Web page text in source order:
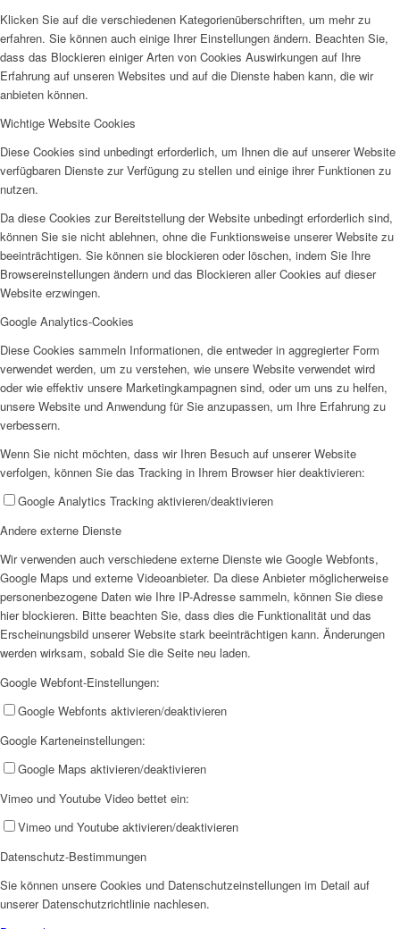
Beratungsstelle Arbeit
Migrationsberatung
Integration
IZIF-Emmerich
Klicken Sie auf die verschiedenen Kategorienüberschriften, um mehr zu
erfahren. Sie können auch einige Ihrer Einstellungen ändern. Beachten Sie,
dass das Blockieren einiger Arten von Cookies Auswirkungen auf Ihre
Erfahrung auf unseren Websites und auf die Dienste haben kann, die wir
anbieten können.
Wichtige Website Cookies
Diese Cookies sind unbedingt erforderlich, um Ihnen die auf unserer Website
verfügbaren Dienste zur Verfügung zu stellen und einige ihrer Funktionen zu
nutzen.
Da diese Cookies zur Bereitstellung der Website unbedingt erforderlich sind,
können Sie sie nicht ablehnen, ohne die Funktionsweise unserer Website zu
beeinträchtigen. Sie können sie blockieren oder löschen, indem Sie Ihre
Browsereinstellungen ändern und das Blockieren aller Cookies auf dieser
Website erzwingen.
Google Analytics-Cookies
Diese Cookies sammeln Informationen, die entweder in aggregierter Form
verwendet werden, um zu verstehen, wie unsere Website verwendet wird
oder wie effektiv unsere Marketingkampagnen sind, oder um uns zu helfen,
unsere Website und Anwendung für Sie anzupassen, um Ihre Erfahrung zu
verbessern.
Wenn Sie nicht möchten, dass wir Ihren Besuch auf unserer Website
verfolgen, können Sie das Tracking in Ihrem Browser hier deaktivieren:
Google Analytics Tracking aktivieren/deaktivieren
Andere externe Dienste
Wir verwenden auch verschiedene externe Dienste wie Google Webfonts,
Google Maps und externe Videoanbieter. Da diese Anbieter möglicherweise
personenbezogene Daten wie Ihre IP-Adresse sammeln, können Sie diese
hier blockieren. Bitte beachten Sie, dass dies die Funktionalität und das
Erscheinungsbild unserer Website stark beeinträchtigen kann. Änderungen
werden wirksam, sobald Sie die Seite neu laden.
Google Webfont-Einstellungen:
Google Webfonts aktivieren/deaktivieren
Google Karteneinstellungen:
Google Maps aktivieren/deaktivieren
Vimeo und Youtube Video bettet ein:
Vimeo und Youtube aktivieren/deaktivieren
Datenschutz-Bestimmungen
Sie können unsere Cookies und Datenschutzeinstellungen im Detail auf
unserer Datenschutzrichtlinie nachlesen.